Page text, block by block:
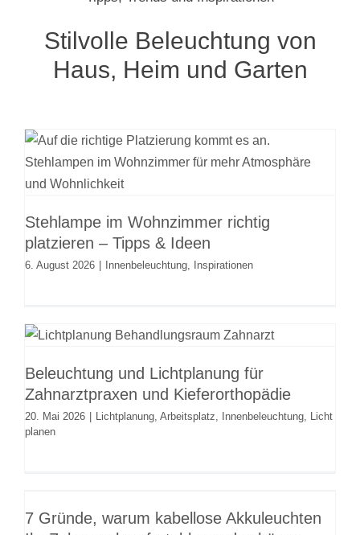
Stilvolle Beleuchtung von
Haus, Heim und Garten
Stehlampe im Wohnzimmer richtig
platzieren – Tipps & Ideen
Stehlampe im Wohnzimmer richtig
platzieren – Tipps & Ideen
6. August 2026 Innenbeleuchtung, Inspirationen
Zahnarztpraxen und
Lichtplanung Arbeitsplatz Innenbeleuchtung
planen
Beleuchtung und Lichtplanung für
Zahnarztpraxen und Kieferorthopädie
20. Mai 2026 Lichtplanung, Arbeitsplatz Innenbeleuchtung,
Licht
planen
komfortabler und schöner machen
7 Gründe, warum kabellose Akkuleuchten